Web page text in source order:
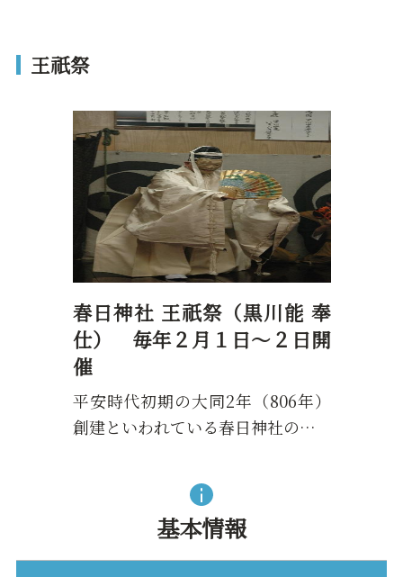
王祇祭
春日神社 王祇祭（黒川能 奉
仕） 毎年２月１日～２日開
催
平安時代初期の大同2年（806年）
創建といわれている春日神社の…
基本情報